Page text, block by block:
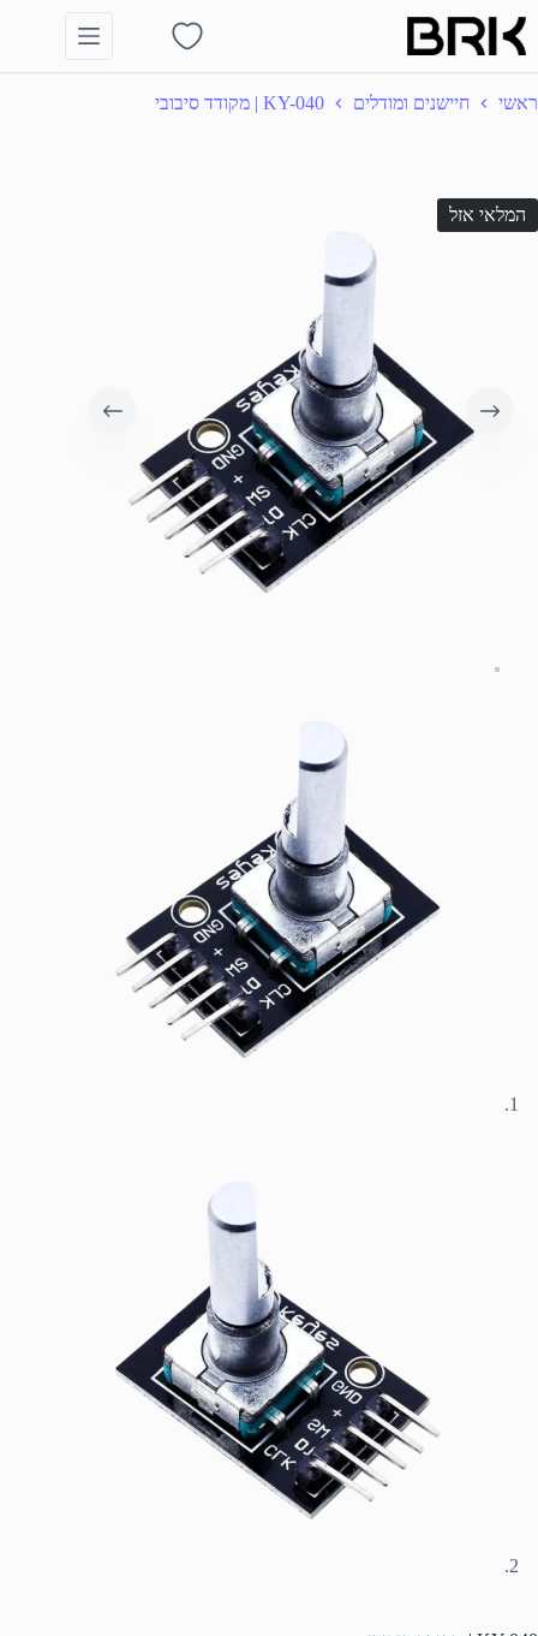
content
Shopping
ראשי
חיישנים ומודלים KY-040 | מקודד סיבובי
המלאי אזל